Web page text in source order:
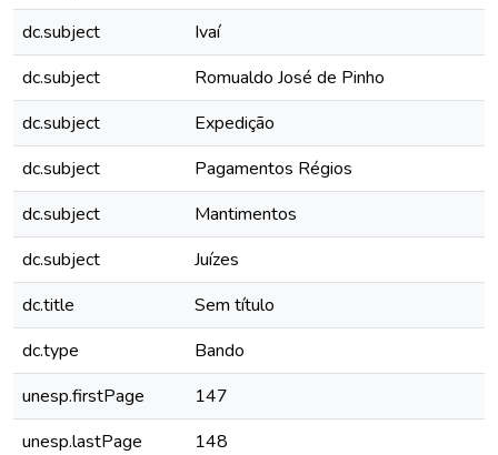
dc.subject
Ivaí
dc.subject
Romualdo José de Pinho
dc.subject
Expedição
dc.subject
Pagamentos Régios
dc.subject
Mantimentos
dc.subject
Juízes
dc.title
Sem título
dc.type
Bando
unesp.firstPage
147
unesp.lastPage
148